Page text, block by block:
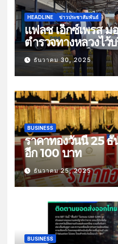
HEADLINE ข่าวประชาสัมพันธ์
แฟลช เอ็กซ์เพรส
ตำรวจทางหลวงไว้
ช่วงเทศกาลปีใหม่
ธันวาคม 30, 2025
BUSINESS
ราคาทองวันนี้ 25
อีก 100 บาท
ธันวาคม 25, 2025
BUSINESS